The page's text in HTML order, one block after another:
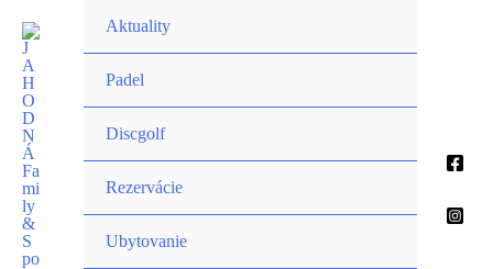
obsah
Aktuality
Padel
Discgolf
Rezervácie
Ubytovanie